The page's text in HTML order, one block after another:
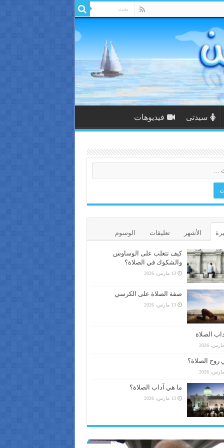
سيدتى فيديوهات
الأشهر تعليقات الوسوم
كيف تتغلب على الوساوس
والشكوك في الصلاة؟
13 مارس، 2026
صفة الصلاة على الكرسي
13 مارس، 2026
الصلاة
روح الصلاة؟
ما هي آداب الصلاة؟
13 مارس، 2026